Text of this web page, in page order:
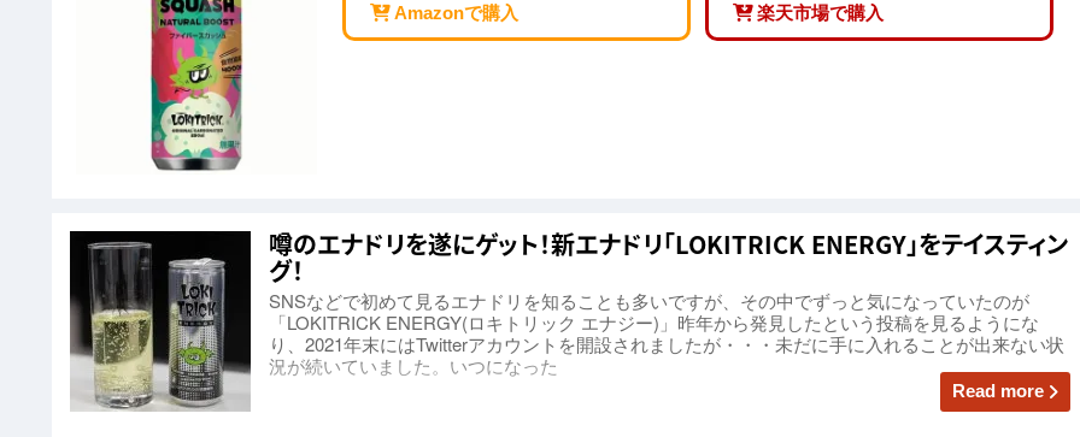
Amazonで購入 楽天市場で購入
噂のエナドリを遂にゲット！新エナドリ「LOKITRICK ENERGY」をテイスティン
グ！
SNSなどで初めて見るエナドリを知ることも多いですが、その中でずっと気になっていたのが
「LOKITRICK ENERGY(ロキトリック エナジー)」昨年から発見したという投稿を見るようにな
り、2021年末にはTwitterアカウントを開設されましたが・・・未だに手に入れることが出来ない状
況が続いていました。いつになった
Read more